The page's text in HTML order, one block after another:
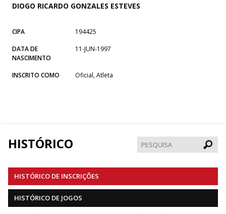
DIOGO RICARDO GONZALES ESTEVES
CIPA
194425
DATA DE
NASCIMENTO
11-JUN-1997
INSCRITO COMO Oficial, Atleta
HISTÓRICO
HISTÓRICO DE INSCRIÇÕES
HISTÓRICO DE JOGOS